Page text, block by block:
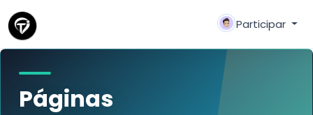
Participar
Páginas